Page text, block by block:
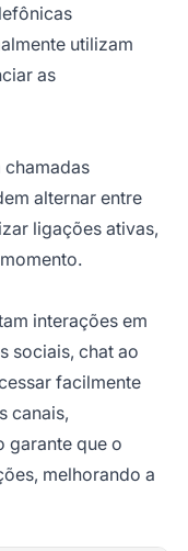
utilizam
as
alternar entre
ligações ativas,
interações em
sociais, chat ao
facilmente
canais,
garante que o
melhorando a